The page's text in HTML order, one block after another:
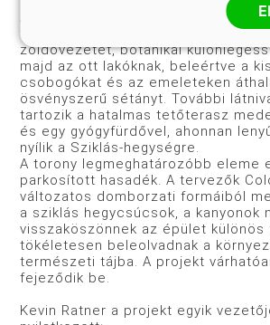
A 16 emeletes épület 187
tartalmaz majd, mindemellett
zöldövezetet, botanikai
majd az ott lakóknak, beleértve a
csobogókat és az emeleteken
ösvényszerű sétányt. További
tartozik a hatalmas tetőterasz
és egy gyógyfürdővel, ahonnan
nyílik a Sziklás-hegységre.
A torony legmeghatározóbb eleme
parkosított hasadék. A tervezők
változatos domborzati formáiból
a sziklás hegycsúcsok, a kanyonok
visszaköszönnek az épület különös
tökéletesen beleolvadnak a
természeti tájba. A projekt
fejeződik be.
Kevin Ratner a projekt egyik